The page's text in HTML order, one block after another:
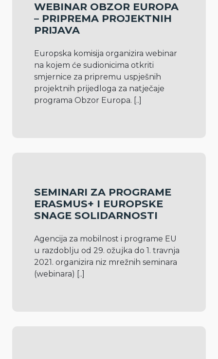
WEBINAR OBZOR EUROPA
– PRIPREMA PROJEKTNIH
PRIJAVA
Europska komisija organizira webinar
na kojem će sudionicima otkriti
smjernice za pripremu uspješnih
projektnih prijedloga za natječaje
programa Obzor Europa. [..]
SEMINARI ZA PROGRAME
ERASMUS+ I EUROPSKE
SNAGE SOLIDARNOSTI
Agencija za mobilnost i programe EU
u razdoblju od 29. ožujka do 1. travnja
2021. organizira niz mrežnih seminara
(webinara) [..]